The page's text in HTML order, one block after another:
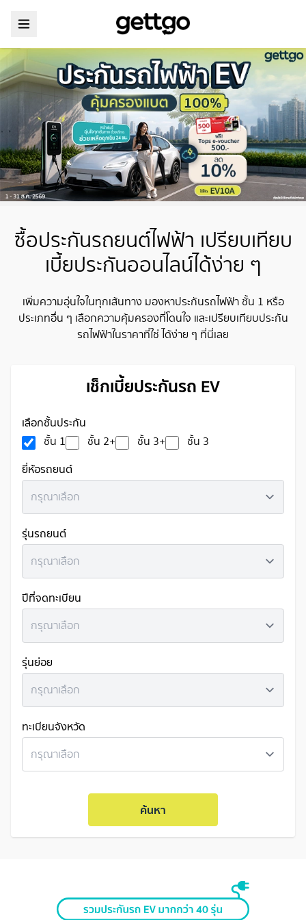
ซื้อประกันรถยนต์ไฟฟ้า เปรียบเทียบ
เบี้ยประกันออนไลน์ได้ง่าย ๆ
เพิ่มความอุ่นใจในทุกเส้นทาง มองหาประกันรถไฟฟ้า ชั้น 1 หรือ
ประเภทอื่น ๆ เลือกความคุ้มครองที่โดนใจ และเปรียบเทียบประกัน
รถไฟฟ้าในราคาที่ใช่ ได้ง่าย ๆ ที่นี่เลย
เช็กเบี้ยประกันรถ EV
เลือกชั้นประกัน
ชั้น 1 ชั้น 2+ ชั้น 3+ ชั้น 3
ยี่ห้อรถยนต์
กรุณาเลือก
รุ่นรถยนต์
กรุณาเลือก
ปีที่จดทะเบียน
กรุณาเลือก
รุ่นย่อย
กรุณาเลือก
ทะเบียนจังหวัด
กรุณาเลือก
ค้นหา